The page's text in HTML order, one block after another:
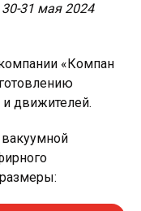
31 мая 2024
«Компан
и движителей.